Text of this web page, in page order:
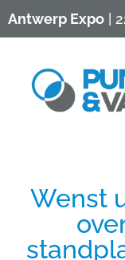
Antwerp Expo |
Wenst